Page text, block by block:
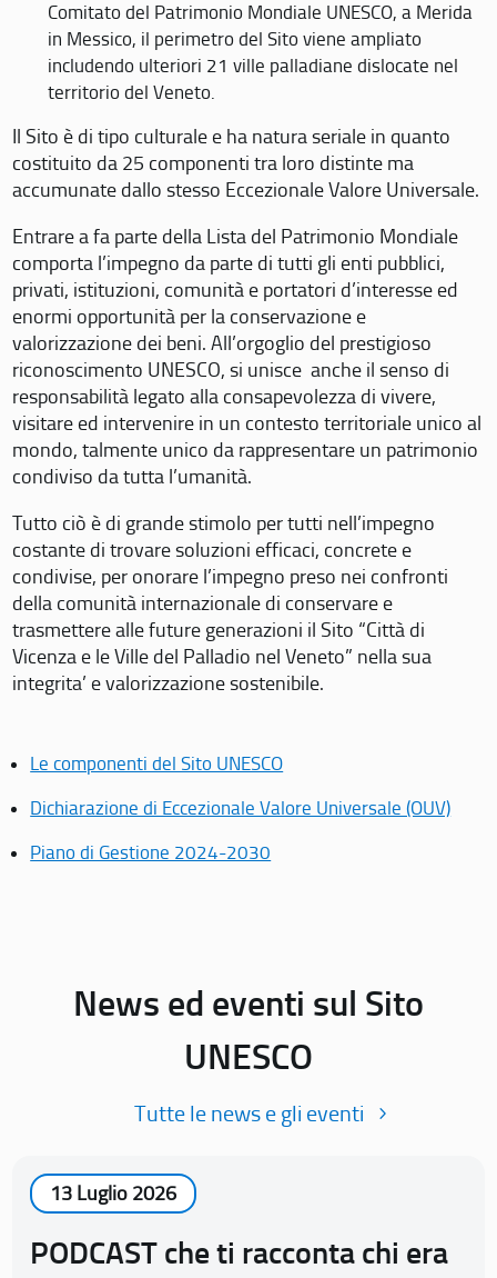
Comitato del Patrimonio Mondiale UNESCO, a Merida
in Messico, il perimetro del Sito viene ampliato
includendo ulteriori 21 ville palladiane dislocate nel
territorio del Veneto.
Il Sito è di tipo culturale e ha natura seriale in quanto
costituito da 25 componenti tra loro distinte ma
accumunate dallo stesso Eccezionale Valore Universale.
Entrare a fa parte della Lista del Patrimonio Mondiale
comporta l’impegno da parte di tutti gli enti pubblici,
privati, istituzioni, comunità e portatori d’interesse ed
enormi opportunità per la conservazione e
valorizzazione dei beni. All’orgoglio del prestigioso
riconoscimento UNESCO, si unisce anche il senso di
responsabilità legato alla consapevolezza di vivere,
visitare ed intervenire in un contesto territoriale unico al
mondo, talmente unico da rappresentare un patrimonio
condiviso da tutta l’umanità.
Tutto ciò è di grande stimolo per tutti nell’impegno
costante di trovare soluzioni efficaci, concrete e
condivise, per onorare l’impegno preso nei confronti
della comunità internazionale di conservare e
trasmettere alle future generazioni il Sito “Città di
Vicenza e le Ville del Palladio nel Veneto” nella sua
integrita’ e valorizzazione sostenibile.
Le componenti del Sito UNESCO
Dichiarazione di Eccezionale Valore Universale (OUV)
Piano di Gestione 2024-2030
News ed eventi sul Sito
UNESCO
Tutte le news e gli eventi
13 Luglio 2026
PODCAST che ti racconta chi era